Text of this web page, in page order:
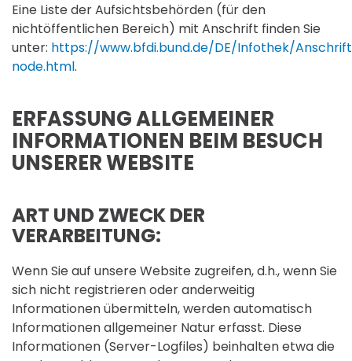
Eine Liste der Aufsichtsbehörden (für den
nichtöffentlichen Bereich) mit Anschrift finden Sie
unter: https://www.bfdi.bund.de/DE/Infothek/
node.html.
ERFASSUNG ALLGEMEINER
INFORMATIONEN BEIM BESUCH
UNSERER WEBSITE
ART UND ZWECK DER
VERARBEITUNG:
Wenn Sie auf unsere Website zugreifen, d.h., wenn Sie
sich nicht registrieren oder anderweitig
Informationen übermitteln, werden automatisch
Informationen allgemeiner Natur erfasst. Diese
Informationen (Server-Logfiles) beinhalten etwa die